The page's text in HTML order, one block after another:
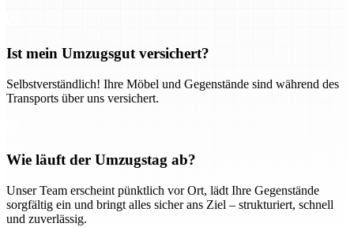
Ist mein Umzugsgut versichert?
Selbstverständlich! Ihre Möbel und Gegenstände sind während des
Transports über uns versichert.
Wie läuft der Umzugstag ab?
Unser Team erscheint pünktlich vor Ort, lädt Ihre Gegenstände
sorgfältig ein und bringt alles sicher ans Ziel – strukturiert, schnell
und zuverlässig.